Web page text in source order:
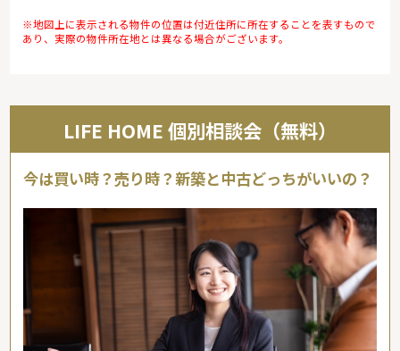
※地図上に表示される物件の位置は付近住所に所在することを表すもので
あり、実際の物件所在地とは異なる場合がございます。
LIFE HOME 個別相談会（無料）
今は買い時？売り時？新築と中古どっちがいいの？